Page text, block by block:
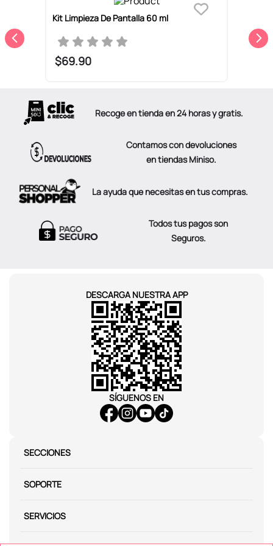
Kit Limpieza De Pantalla 60 ml
$69.90
Recoge en tienda en 24 horas y gratis.
Contamos con devoluciones
en tiendas Miniso.
La ayuda que necesitas en tus compras.
Todos tus pagos son
Seguros.
DESCARGA NUESTRA APP
SÍGUENOS EN
SECCIONES
SOPORTE
SERVICIOS